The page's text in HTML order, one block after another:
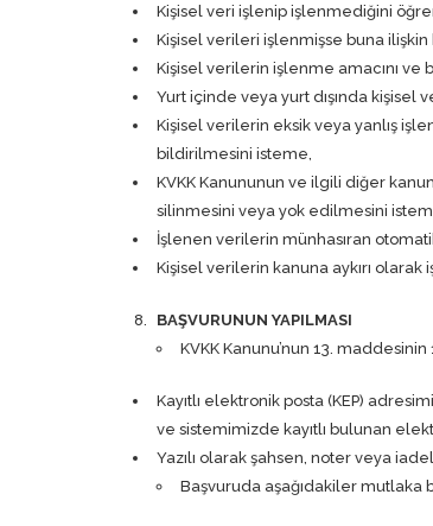
Kişisel veri işlenip işlenmediğini
Kişisel verileri işlenmişse buna
Kişisel verilerin işlenme amacını ve
Yurt içinde veya yurt dışında kişisel
Kişisel verilerin eksik veya yanlış
bildirilmesini isteme,
KVKK Kanununun ve ilgili diğer
silinmesini veya yok edilmesini
İşlenen verilerin münhasıran
Kişisel verilerin kanuna aykırı
BAŞVURUNUN YAPILMASI
KVKK Kanunu’nun 13.
Kayıtlı elektronik posta (KEP)
ve sistemimizde kayıtlı bulunan
Yazılı olarak şahsen, noter veya
Başvuruda aşağıdakiler